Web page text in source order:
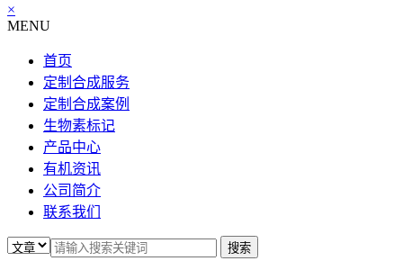
×
MENU
首页
定制合成服务
定制合成案例
生物素标记
产品中心
有机资讯
公司简介
联系我们